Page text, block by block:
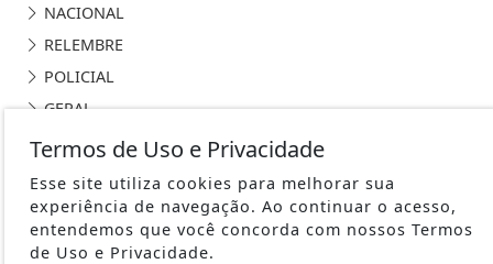
NACIONAL
RELEMBRE
POLICIAL
GERAL
POLÍTICA
CONTOS DE DOMINGO
CIDADES
EDITORIAL
Termos de Uso e Privacidade
Esse site utiliza cookies para melhorar sua
experiência de navegação. Ao continuar o acesso,
entendemos que você concorda com nossos Termos
de Uso e Privacidade.